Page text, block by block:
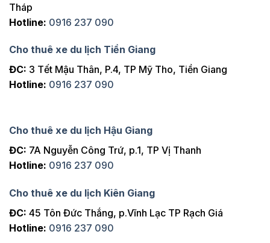
Tháp
Hotline: 0916 237 090
Cho thuê xe du lịch Tiền Giang
ĐC: 3 Tết Mậu Thân, P.4, TP Mỹ Tho, Tiền Giang
Hotline: 0916 237 090
Cho thuê xe du lịch Hậu Giang
ĐC: 7A Nguyễn Công Trứ, p.1, TP Vị Thanh
Hotline: 0916 237 090
Cho thuê xe du lịch Kiên Giang
ĐC: 45 Tôn Đức Thắng, p.Vĩnh Lạc TP Rạch Giá
Hotline: 0916 237 090